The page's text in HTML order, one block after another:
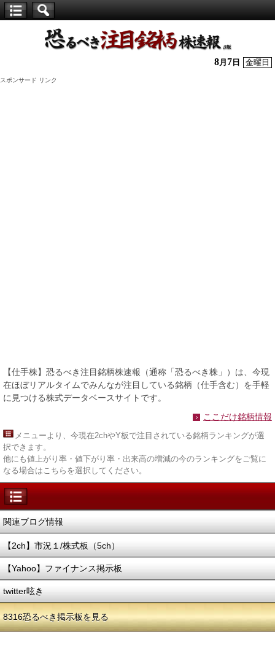
株】
8月 7 日 金曜日
スポンサード リンク
【仕手株】恐るべき注目銘柄株速報（通称「恐るべき株」）は、今現
在ほぼリアルタイムでみんなが注目している銘柄（仕手含む）を手軽
に見つける株式データベースサイトです。
ここだけ銘柄情報
メニューより、今現在2chやY板で注目されている銘柄ランキングが選
択できます。
他にも値上がり率・値下がり率・出来高の増減の今のランキングをご覧に
なる場合はこちらを選択してください。
関連ブログ情報
【2ch】市況１/株式板（5ch）
【Yahoo】ファイナンス掲示板
twitter呟き
8316恐るべき掲示板を見る